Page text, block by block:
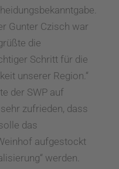
Gunter Czisch war
die
Schritt für die
unserer Region.“
der SWP auf
zufrieden, dass
das
aufgestockt
werden.